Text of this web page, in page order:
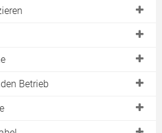
Erträge"
verbrauchten Strom
und vergleichen
Betrieb
PV-Anlage nach 5 Jahren
Module